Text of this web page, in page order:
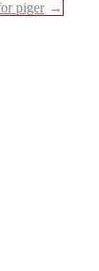
piger